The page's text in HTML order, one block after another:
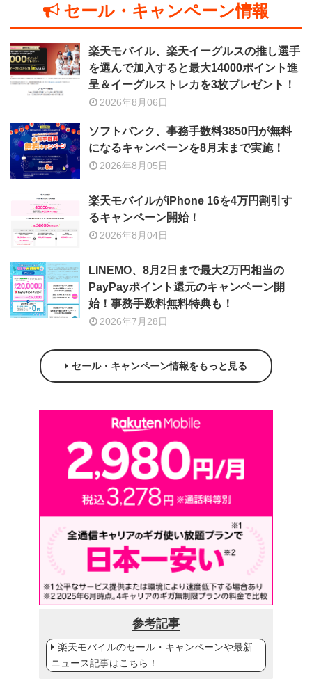
セール・キャンペーン情報
楽天モバイル、楽天イーグルスの推し選手
を選んで加入すると最大14000ポイント進
呈＆イーグルストレカを3枚プレゼント！
2026年8月06日
ソフトバンク、事務手数料3850円が無料
になるキャンペーンを8月末まで実施！
2026年8月05日
楽天モバイルがiPhone 16を4万円割引す
るキャンペーン開始！
2026年8月04日
LINEMO、8月2日まで最大2万円相当の
PayPayポイント還元のキャンペーン開
始！事務手数料無料特典も！
2026年7月28日
セール・キャンペーン情報をもっと見る
参考記事
楽天モバイルのセール・キャンペーンや最新
ニュース記事はこちら！